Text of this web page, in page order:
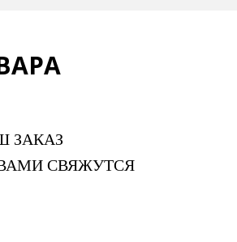
ЗАКАЗ
СВЯЖУТСЯ